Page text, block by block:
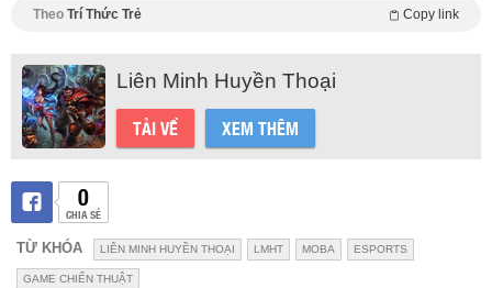
Theo Trí Thức Trẻ Copy link
Liên Minh Huyền Thoại
TẢI VỀ XEM THÊM
0
CHIA SẺ
TỪ KHÓA LIÊN MINH HUYỀN THOẠI LMHT MOBA ESPORTS
GAME CHIẾN THUẬT